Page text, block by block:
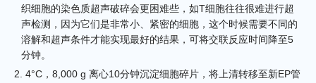
织细胞的染色质超声破碎会更困难些，如T细胞往往很难进行超
声检测，因为它们是非常小、紧密的细胞，这个时候需要不同的
溶解和超声条件才能实现最好的结果，可将交联反应时间降至5
分钟。
2. 4°C，8,000 g 离心10分钟沉淀细胞碎片，将上清转移至新EP管